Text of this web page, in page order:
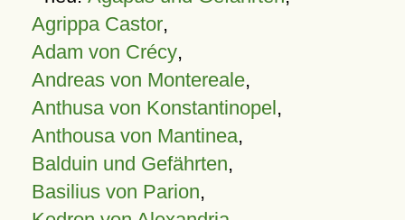
Agrippa Castor,
Adam von Crécy,
Andreas von Montereale,
Anthusa von Konstantinopel,
Anthousa von Mantinea,
Balduin und Gefährten,
Basilius von Parion,